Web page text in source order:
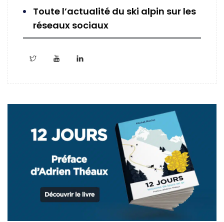
Toute l’actualité du ski alpin sur les
réseaux sociaux